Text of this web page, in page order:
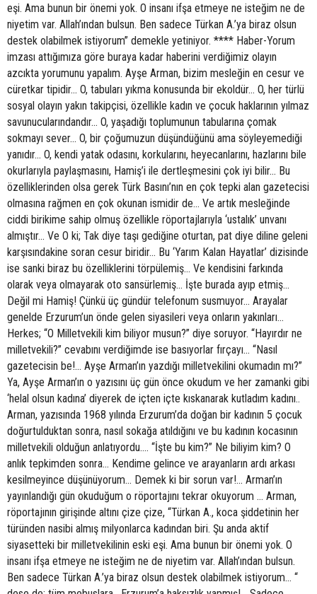
eşi. Ama bunun bir önemi yok. O insanı ifşa etmeye ne isteğim ne de
niyetim var. Allah’ından bulsun. Ben sadece Türkan A.’ya biraz olsun
destek olabilmek istiyorum” demekle yetiniyor. **** Haber-Yorum
imzası attığımıza göre buraya kadar haberini verdiğimiz olayın
azcıkta yorumunu yapalım. Ayşe Arman, bizim mesleğin en cesur ve
cüretkar tipidir… O, tabuları yıkma konusunda bir ekoldür… O, her türlü
sosyal olayın yakın takipçisi, özellikle kadın ve çocuk haklarının yılmaz
savunucularındandır… O, yaşadığı toplumunun tabularına çomak
sokmayı sever… O, bir çoğumuzun düşündüğünü ama söyleyemediği
yanıdır… O, kendi yatak odasını, korkularını, heyecanlarını, hazlarını bile
okurlarıyla paylaşmasını, Hamiş’i ile dertleşmesini çok iyi bilir… Bu
özelliklerinden olsa gerek Türk Basını’nın en çok tepki alan gazetecisi
olmasına rağmen en çok okunan ismidir de… Ve artık mesleğinde
ciddi birikime sahip olmuş özellikle röportajlarıyla ‘ustalık’ unvanı
almıştır… Ve O ki; Tak diye taşı gediğine oturtan, pat diye diline geleni
karşısındakine soran cesur biridir… Bu ‘Yarım Kalan Hayatlar’ dizisinde
ise sanki biraz bu özelliklerini törpülemiş… Ve kendisini farkında
olarak veya olmayarak oto sansürlemiş… İşte burada ayıp etmiş…
Değil mi Hamiş! Çünkü üç gündür telefonum susmuyor… Arayalar
genelde Erzurum’un önde gelen siyasileri veya onların yakınları…
Herkes; “O Milletvekili kim biliyor musun?” diye soruyor. “Hayırdır ne
milletvekili?” cevabını verdiğimde ise basıyorlar fırçayı… “Nasıl
gazetecisin be!... Ayşe Arman’ın yazdığı milletvekilini okumadın mı?”
Ya, Ayşe Arman’ın o yazısını üç gün önce okudum ve her zamanki gibi
‘helal olsun kadına’ diyerek de içten içte kıskanarak kutladım kadını..
Arman, yazısında 1968 yılında Erzurum’da doğan bir kadının 5 çocuk
doğurtulduktan sonra, nasıl sokağa atıldığını ve bu kadının kocasının
milletvekili olduğun anlatıyordu…. “İşte bu kim?” Ne biliyim kim? O
anlık tepkimden sonra… Kendime gelince ve arayanların ardı arkası
kesilmeyince düşünüyorum… Demek ki bir sorun var!... Arman’ın
yayınlandığı gün okuduğum o röportajını tekrar okuyorum … Arman,
röportajının girişinde altını çize çize, “Türkan A., koca şiddetinin her
türünden nasibi almış milyonlarca kadından biri. Şu anda aktif
siyasetteki bir milletvekilinin eski eşi. Ama bunun bir önemi yok. O
insanı ifşa etmeye ne isteğim ne de niyetim var. Allah’ından bulsun.
Ben sadece Türkan A.’ya biraz olsun destek olabilmek istiyorum… “